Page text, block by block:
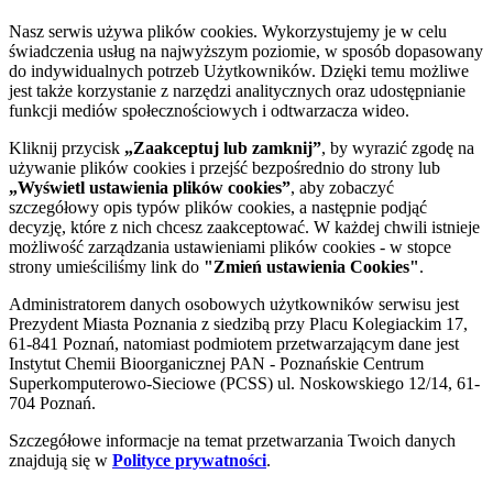
Nasz serwis używa plików cookies. Wykorzystujemy je w celu
świadczenia usług na najwyższym poziomie, w sposób dopasowany
do indywidualnych potrzeb Użytkowników. Dzięki temu możliwe
jest także korzystanie z narzędzi analitycznych oraz udostępnianie
funkcji mediów społecznościowych i odtwarzacza wideo.
Kliknij przycisk „Zaakceptuj lub zamknij”, by wyrazić zgodę na
używanie plików cookies i przejść bezpośrednio do strony lub
„Wyświetl ustawienia plików cookies”, aby zobaczyć
szczegółowy opis typów plików cookies, a następnie podjąć
decyzję, które z nich chcesz zaakceptować. W każdej chwili istnieje
możliwość zarządzania ustawieniami plików cookies - w stopce
strony umieściliśmy link do "Zmień ustawienia Cookies".
Administratorem danych osobowych użytkowników serwisu jest
Prezydent Miasta Poznania z siedzibą przy Placu Kolegiackim 17,
61-841 Poznań, natomiast podmiotem przetwarzającym dane jest
Instytut Chemii Bioorganicznej PAN - Poznańskie Centrum
Superkomputerowo-Sieciowe (PCSS) ul. Noskowskiego 12/14, 61-
704 Poznań.
Szczegółowe informacje na temat przetwarzania Twoich danych
znajdują się w Polityce prywatności.